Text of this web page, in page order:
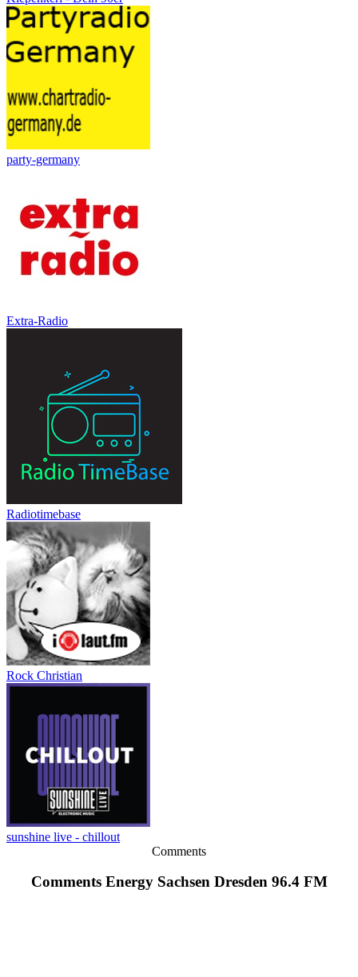
party-germany
Extra-Radio
Radiotimebase
Rock Christian
sunshine live - chillout
Comments
Comments Energy Sachsen Dresden 96.4 FM